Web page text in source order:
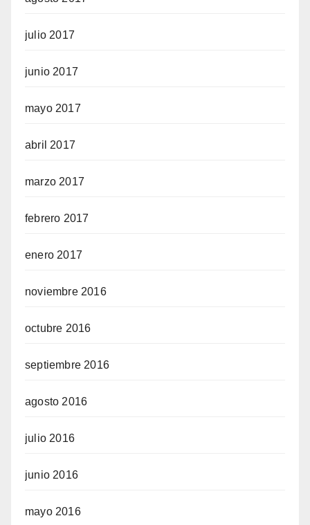
julio 2017
junio 2017
mayo 2017
abril 2017
marzo 2017
febrero 2017
enero 2017
noviembre 2016
octubre 2016
septiembre 2016
agosto 2016
julio 2016
junio 2016
mayo 2016